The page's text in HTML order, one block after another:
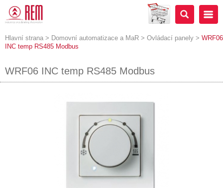
Hlavní strana > Domovní automatizace a MaR > Ovládací panely > WRF06
INC temp RS485 Modbus
WRF06 INC temp RS485 Modbus